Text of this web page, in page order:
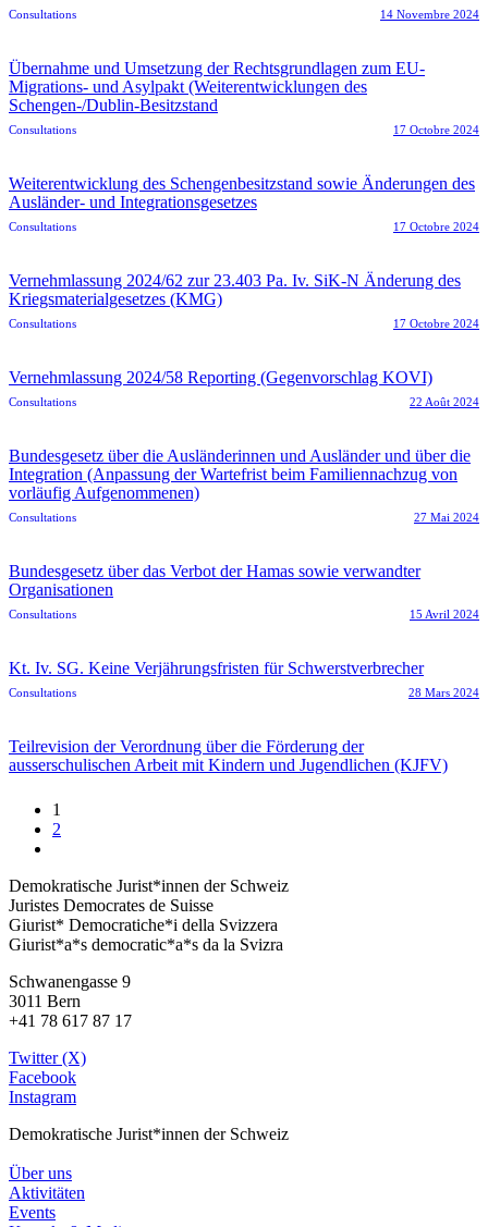
Consultations 14 Novembre 2024
Übernahme und Umsetzung der Rechtsgrundlagen zum EU-
Migrations- und Asylpakt (Weiterentwicklungen des
Schengen-/Dublin-Besitzstand
Consultations 17 Octobre 2024
Weiterentwicklung des Schengenbesitzstand sowie Änderungen des
Ausländer- und Integrationsgesetzes
Consultations 17 Octobre 2024
Vernehmlassung 2024/62 zur 23.403 Pa. Iv. SiK-N Änderung des
Kriegsmaterialgesetzes (KMG)
Consultations 17 Octobre 2024
Vernehmlassung 2024/58 Reporting (Gegenvorschlag KOVI)
Consultations 22 Août 2024
Bundesgesetz über die Ausländerinnen und Ausländer und über die
Integration (Anpassung der Wartefrist beim Familiennachzug von
vorläufig Aufgenommenen)
Consultations 27 Mai 2024
Bundesgesetz über das Verbot der Hamas sowie verwandter
Organisationen
Consultations 15 Avril 2024
Kt. Iv. SG. Keine Verjährungsfristen für Schwerstverbrecher
Consultations 28 Mars 2024
Teilrevision der Verordnung über die Förderung der
ausserschulischen Arbeit mit Kindern und Jugendlichen (KJFV)
1
2
Demokratische Jurist*innen der Schweiz
Juristes Democrates de Suisse
Giurist* Democratiche*i della Svizzera
Giurist*a*s democratic*a*s da la Svizra
Schwanengasse 9
3011 Bern
+41 78 617 87 17
Twitter (X)
Facebook
Instagram
Demokratische Jurist*innen der Schweiz
Über uns
Aktivitäten
Events